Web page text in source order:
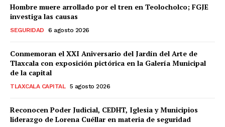
Hombre muere arrollado por el tren en Teolocholco; FGJE
investiga las causas
SEGURIDAD 6 agosto 2026
Conmemoran el XXI Aniversario del Jardín del Arte de
Tlaxcala con exposición pictórica en la Galería Municipal
de la capital
TLAXCALA CAPITAL 5 agosto 2026
Reconocen Poder Judicial, CEDHT, Iglesia y Municipios
liderazgo de Lorena Cuéllar en materia de seguridad